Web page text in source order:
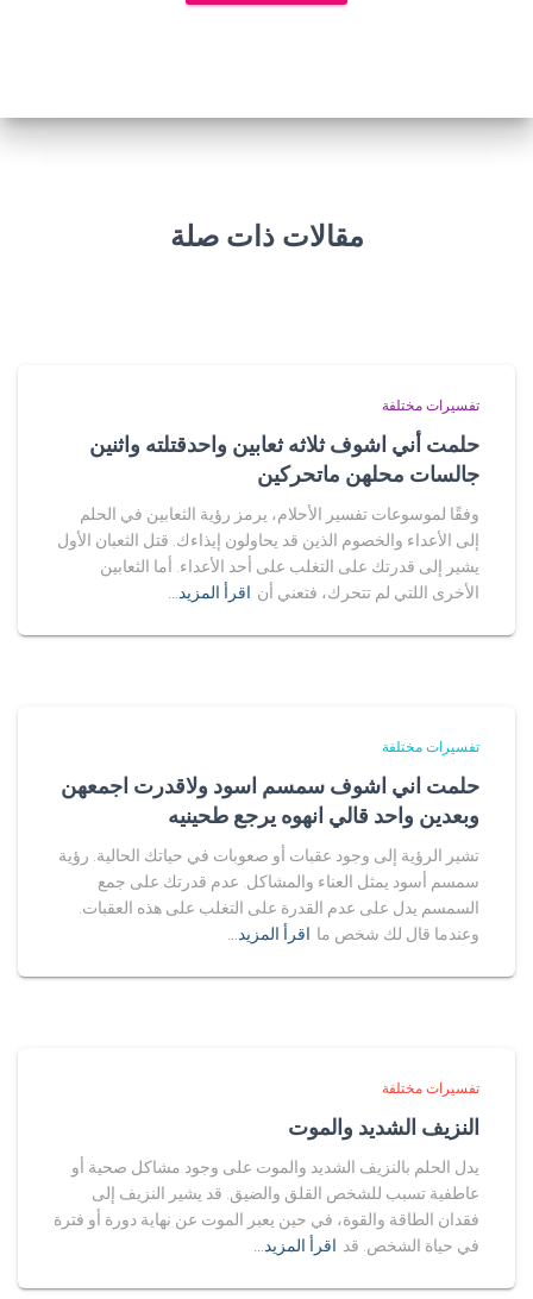
مقالات ذات صلة
تفسيرات مختلفة
حلمت أني اشوف ثلاثه ثعابين واحدقتلته واثنين
جالسات محلهن ماتحركين
وفقًا لموسوعات تفسير الأحلام، يرمز رؤية الثعابين في الحلم
إلى الأعداء والخصوم الذين قد يحاولون إيذاءك. قتل الثعبان الأول
يشير إلى قدرتك على التغلب على أحد الأعداء. أما الثعابين
الأخرى اللتي لم تتحرك، فتعني أن اقرأ المزيد…
تفسيرات مختلفة
حلمت اني اشوف سمسم اسود ولاقدرت اجمعهن
وبعدين واحد قالي انهوه يرجع طحينيه
تشير الرؤية إلى وجود عقبات أو صعوبات في حياتك الحالية. رؤية
سمسم أسود يمثل العناء والمشاكل. عدم قدرتك على جمع
السمسم يدل على عدم القدرة على التغلب على هذه العقبات.
وعندما قال لك شخص ما اقرأ المزيد…
تفسيرات مختلفة
النزيف الشديد والموت
يدل الحلم بالنزيف الشديد والموت على وجود مشاكل صحية أو
عاطفية تسبب للشخص القلق والضيق. قد يشير النزيف إلى
فقدان الطاقة والقوة، في حين يعبر الموت عن نهاية دورة أو فترة
في حياة الشخص. قد اقرأ المزيد…